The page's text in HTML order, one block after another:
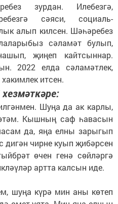
зурдан. Илебезгә,
сәяси, социаль-
алып килсен. Шәһәребез
сәламәт булып,
җиңеп кайтсыннар.
2022 елда сәламәтлек,
итсен.
Шуңа да ак карлы,
Кышның саф һавасын
да, яңа елны зарыгып
дигән чирне куып җибәрсен
өчен генә сөйләргә
артта калсын иде.
шуңа күрә мин аны көтеп